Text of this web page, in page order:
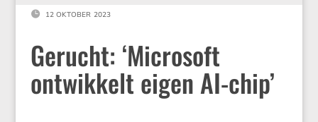
 12 OKTOBER 2023
Gerucht: ‘Microsoft
ontwikkelt eigen AI-chip’